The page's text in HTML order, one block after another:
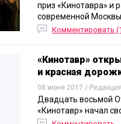
приз «Кинотавра» и
современной Москвы.
Комментировать
«Кинотавр»
и красная
08 июня 2017 /
Двадцать восьмой
«Кинотавр» начал